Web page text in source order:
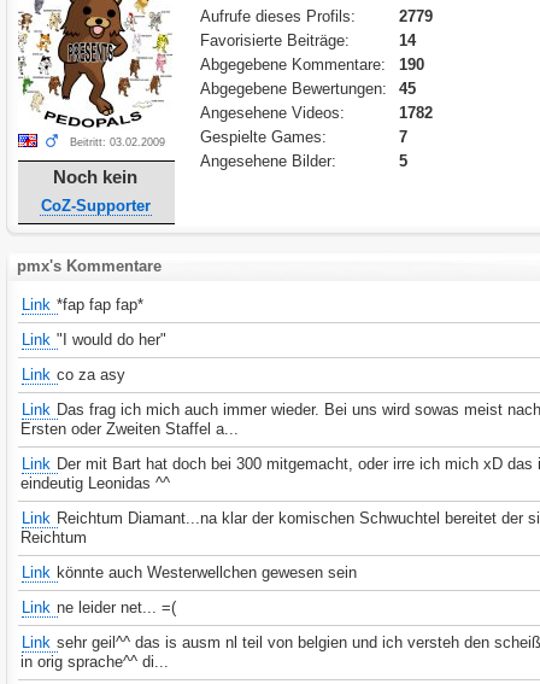
Beitritt: 03.02.2009
Noch kein
CoZ-Supporter
Aufrufe dieses Profils:
2779
Favorisierte Beiträge:
14
Abgegebene Kommentare:
190
Abgegebene Bewertungen:
45
Angesehene Videos:
1782
Gespielte Games:
7
Angesehene Bilder:
5
pmx's Kommentare
Link *fap fap fap*
Link "I would do her"
Link co za asy
Link Das frag ich mich auch immer wieder. Bei uns wird sowas meist
Ersten oder Zweiten Staffel a...
Link Der mit Bart hat doch bei 300 mitgemacht, oder irre ich mich xD das
eindeutig Leonidas ^^
Link Reichtum Diamant...na klar der komischen Schwuchtel bereitet der
Reichtum
Link könnte auch Westerwellchen gewesen sein
Link ne leider net... =(
Link sehr geil^^ das is ausm nl teil von belgien und ich versteh den
in orig sprache^^ di...